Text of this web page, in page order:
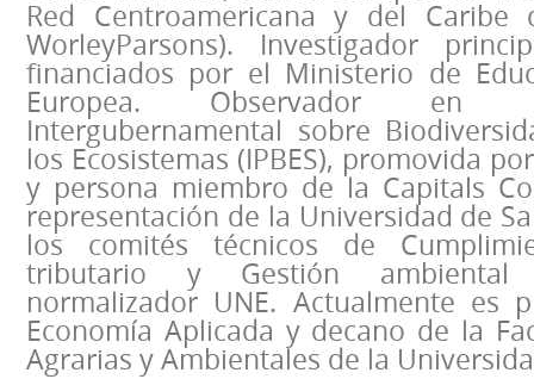
Red Centroamericana y del Caribe
WorleyParsons). Investigador
financiados por el Ministerio de
Europea. Observador en
Intergubernamental sobre
los Ecosistemas (IPBES), promovida
y persona miembro de la Capitals
representación de la Universidad de
los comités técnicos de
tributario y Gestión ambiental
normalizador UNE. Actualmente es
Economía Aplicada y decano de la
Agrarias y Ambientales de la